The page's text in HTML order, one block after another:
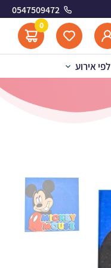
0547509472
0
לפי אירוע